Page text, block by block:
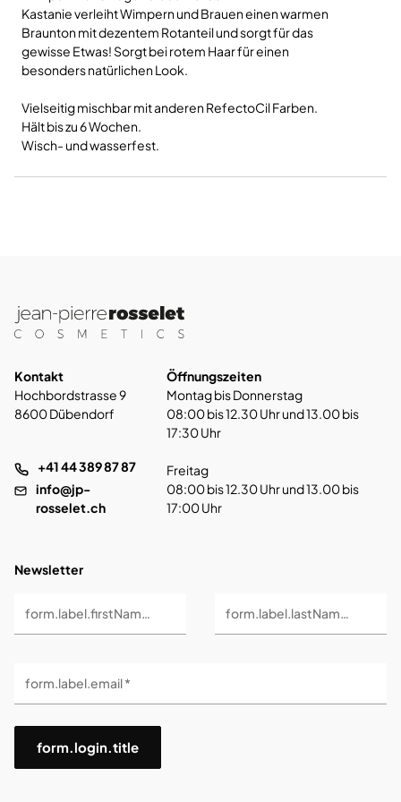
Kastanie verleiht Wimpern und Brauen einen warmen
Braunton mit dezentem Rotanteil und sorgt für das
gewisse Etwas! Sorgt bei rotem Haar für einen
besonders natürlichen Look.
Vielseitig mischbar mit anderen RefectoCil Farben.
Hält bis zu 6 Wochen.
Wisch- und wasserfest.
Kontakt
Hochbordstrasse 9
8600 Dübendorf
+41 44 389 87 87
info@jp-
rosselet.ch
Öffnungszeiten
Montag bis Donnerstag
08:00 bis 12.30 Uhr und 13.00 bis
17:30 Uhr
Freitag
08:00 bis 12.30 Uhr und 13.00 bis
17:00 Uhr
Newsletter
form.label.firstName * form.label.lastName *
form.label.email *
form.login.title